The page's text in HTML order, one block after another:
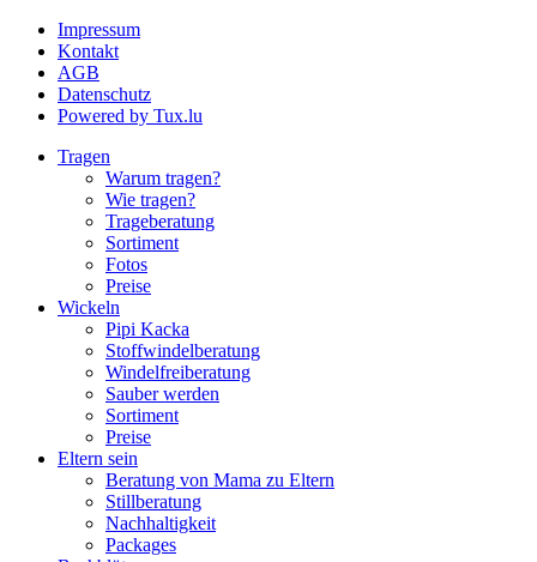
Impressum
Kontakt
AGB
Datenschutz
Powered by Tux.lu
Tragen
Warum tragen?
Wie tragen?
Trageberatung
Sortiment
Fotos
Preise
Wickeln
Pipi Kacka
Stoffwindelberatung
Windelfreiberatung
Sauber werden
Sortiment
Preise
Eltern sein
Beratung von Mama zu Eltern
Stillberatung
Nachhaltigkeit
Packages